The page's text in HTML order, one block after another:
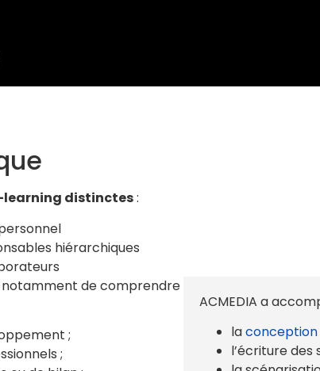
learning distinctes:
hiérarchiques
de comprendre
;
;
ACMEDIA a
laconception
l’écriture des